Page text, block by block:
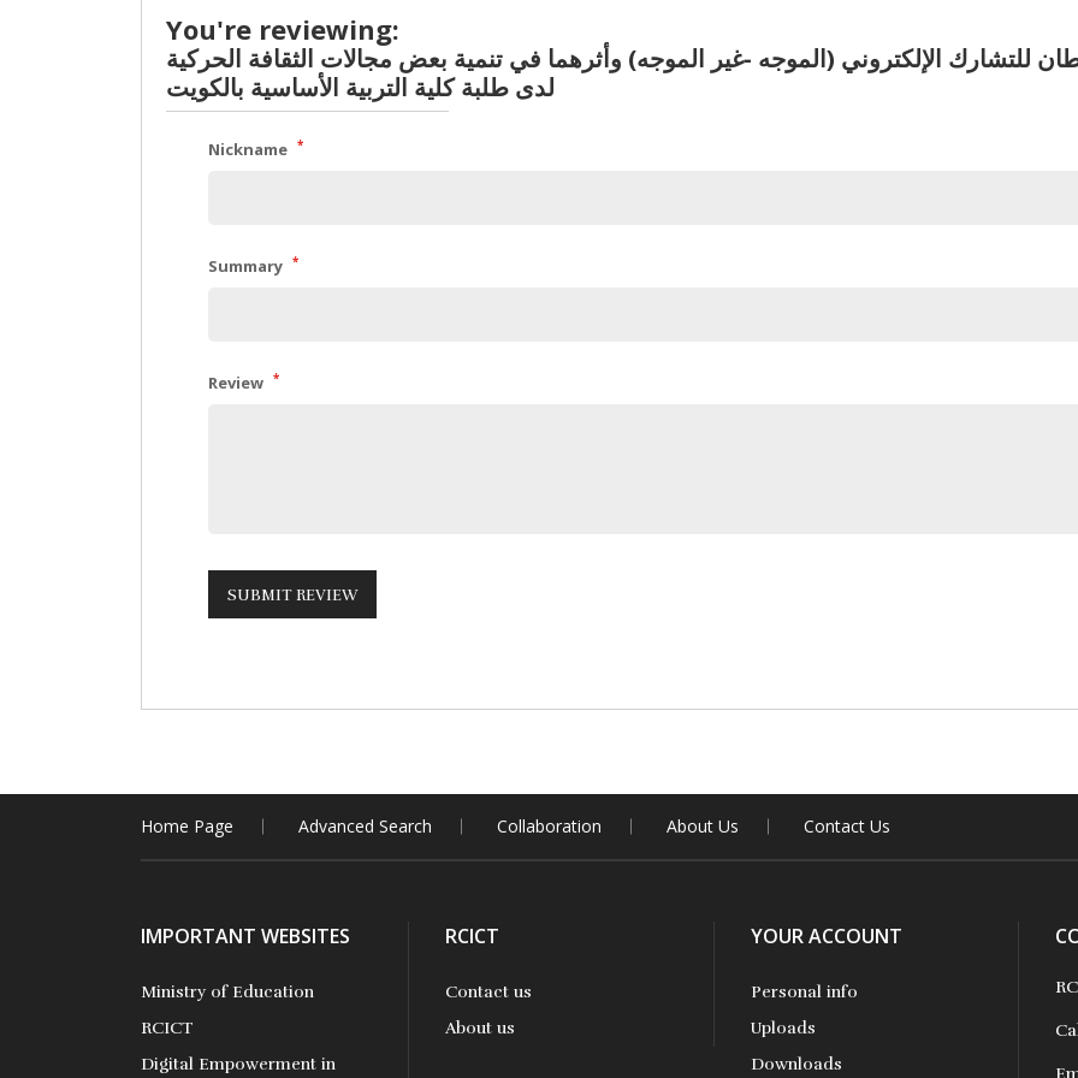
You're reviewing:
للتشارك الإلكتروني (الموجه -غير الموجه) وأثرهما في تنمية بعض مجالات الثقافة الحركية
لدى طلبة كلية التربية الأساسية بالكويت
Nickname *
Summary *
Review *
Home Page Advanced Search Collaboration About Us Contact Us
IMPORTANT WEBSITES
Ministry of Education
RCICT
Digital Empowerment in
RCICT
Contact us
About us
YOUR ACCOUNT
Personal info
Uploads
Downloads